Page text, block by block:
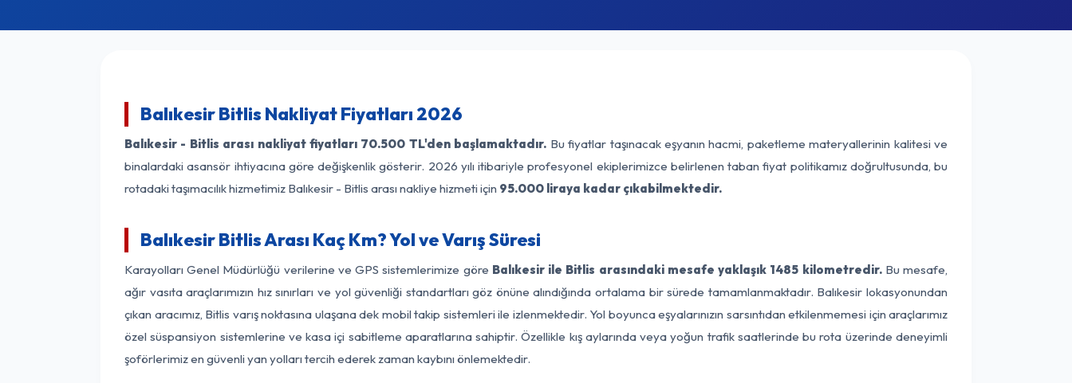
Balıkesir Bitlis Nakliyat Fiyatları 2026
Balıkesir - Bitlis arası nakliyat fiyatları 70.500 TL'den başlamaktadır. Bu fiyatlar taşınacak eşyanın hacmi, paketleme materyallerinin kalitesi ve
binalardaki asansör ihtiyacına göre değişkenlik gösterir. 2026 yılı itibariyle profesyonel ekiplerimizce belirlenen taban fiyat politikamız doğrultusunda, bu
rotadaki taşımacılık hizmetimiz Balıkesir - Bitlis arası nakliye hizmeti için 95.000 liraya kadar çıkabilmektedir.
Balıkesir Bitlis Arası Kaç Km? Yol ve Varış Süresi
Karayolları Genel Müdürlüğü verilerine ve GPS sistemlerimize göre Balıkesir ile Bitlis arasındaki mesafe yaklaşık 1485 kilometredir.Bu mesafe,
ağır vasıta araçlarımızın hız sınırları ve yol güvenliği standartları göz önüne alındığında ortalama bir sürede tamamlanmaktadır. Balıkesir lokasyonundan
çıkan aracımız, Bitlis varış noktasına ulaşana dek mobil takip sistemleri ile izlenmektedir. Yol boyunca eşyalarınızın sarsıntıdan etkilenmemesi için araçlarımız
özel süspansiyon sistemlerine ve kasa içi sabitleme aparatlarına sahiptir. Özellikle kış aylarında veya yoğun trafik saatlerinde bu rota üzerinde deneyimli
şoförlerimiz en güvenli yan yolları tercih ederek zaman kaybını önlemektedir.